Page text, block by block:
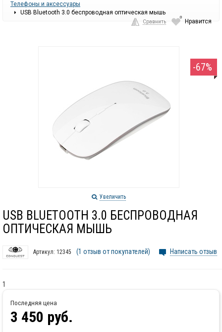
Телефоны и аксессуары
USB Bluetooth 3.0 беспроводная оптическая мышь
Сравнить
0
Нравится
-67%
Увеличить
USB BLUETOOTH 3.0 БЕСПРОВОДНАЯ
ОПТИЧЕСКАЯ МЫШЬ
Артикул: 12345 (1 отзыв от покупателей) Написать отзыв
1
Последняя цена
3 450 руб.